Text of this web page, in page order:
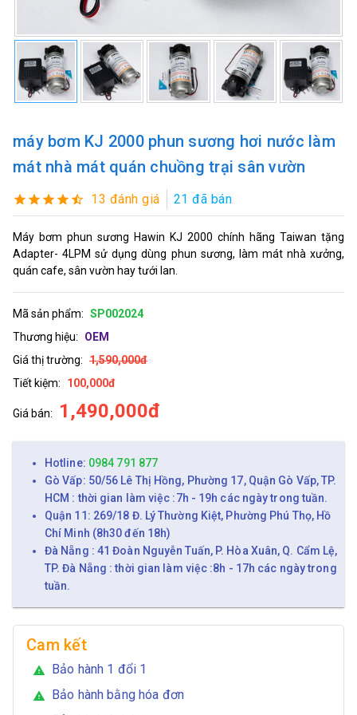
máy bơm KJ 2000 phun sương hơi nước làm
mát nhà mát quán chuồng trại sân vườn
13 đánh giá 21 đã bán
Máy bơm phun sương Hawin KJ 2000 chính hãng Taiwan tặng
Adapter- 4LPM sử dụng dùng phun sương, làm mát nhà xưởng,
quán cafe, sân vườn hay tưới lan.
Mã sản phẩm: SP002024
Thương hiệu:
OEM
Giá thị trường: 1,590,000đ
Tiết kiệm:
100,000đ
Giá bán: 1,490,000đ
Hotline: 0984 791 877
Gò Vấp: 50/56 Lê Thị Hồng, Phường 17, Quận Gò Vấp, TP.
HCM : thời gian làm việc :7h - 19h các ngày trong tuần.
Quận 11: 269/18 Đ. Lý Thường Kiệt, Phường Phú Thọ, Hồ
Chí Minh (8h30 đến 18h)
Đà Nẵng : 41 Đoàn Nguyễn Tuấn, P. Hòa Xuân, Q. Cẩm Lệ,
TP. Đà Nẵng : thời gian làm việc :8h - 17h các ngày trong
tuần.
Cam kết
warning Bảo hành 1 đổi 1
warning Bảo hành bằng hóa đơn